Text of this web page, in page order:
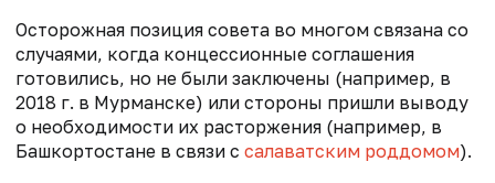
Осторожная позиция совета во многом связана со
случаями, когда концессионные соглашения
готовились, но не были заключены (например, в
2018 г. в Мурманске) или стороны пришли выводу
о необходимости их расторжения (например, в
Башкортостане в связи с салаватским роддомом).